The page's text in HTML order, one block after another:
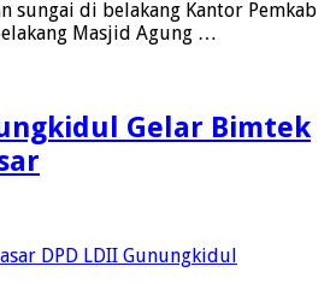
sungai di belakang Kantor Pemkab
Masjid Agung …
Gelar Bimtek